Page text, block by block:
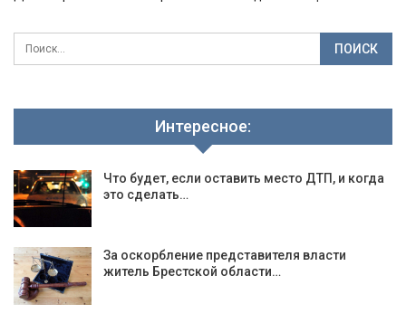
Интересное:
Что будет, если оставить место ДТП, и когда
это сделать…
За оскорбление представителя власти
житель Брестской области…